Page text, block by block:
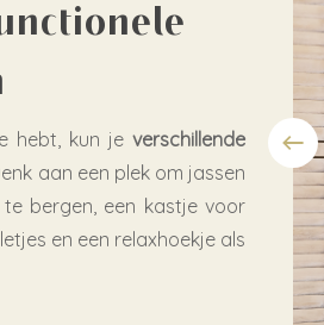
hebt, kun je verschillende
aan een plek om jassen
bergen, een kastje voor
en een relaxhoekje als